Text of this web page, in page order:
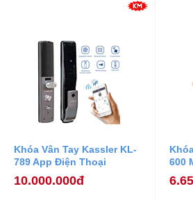
Khóa Vân Tay Kassler KL-
789 App Điện Thoại
10.000.000đ
600